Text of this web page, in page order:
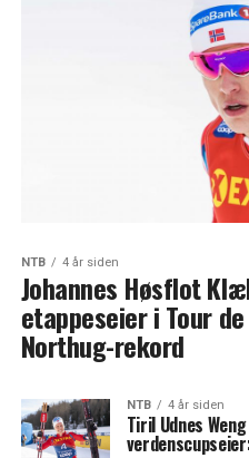
NTB 4 år siden
Johannes Høsflot
etappeseier i Tour
Northug-rekord
NTB 4 år siden
Tiril Udnes